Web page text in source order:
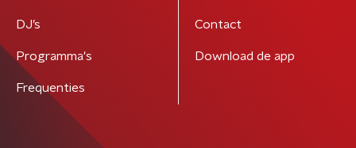
DJ’s
Programma's
Frequenties
Contact
Download de app